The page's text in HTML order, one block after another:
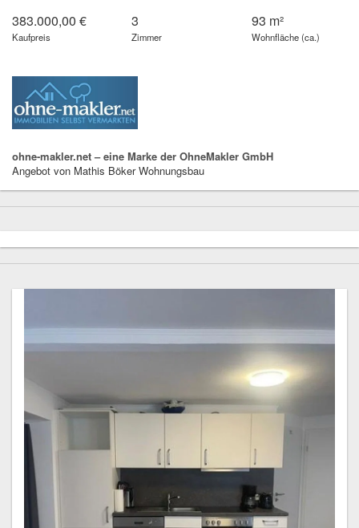
383.000,00 €
Kaufpreis
3
Zimmer
93 m²
Wohnfläche (ca.)
ohne-makler.net – eine Marke der OhneMakler GmbH
Angebot von Mathis Böker Wohnungsbau